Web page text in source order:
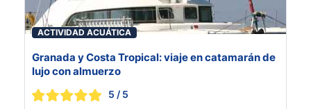
ACTIVIDAD ACUÁTICA
Granada y Costa Tropical: viaje en catamarán de
lujo con almuerzo
5 / 5